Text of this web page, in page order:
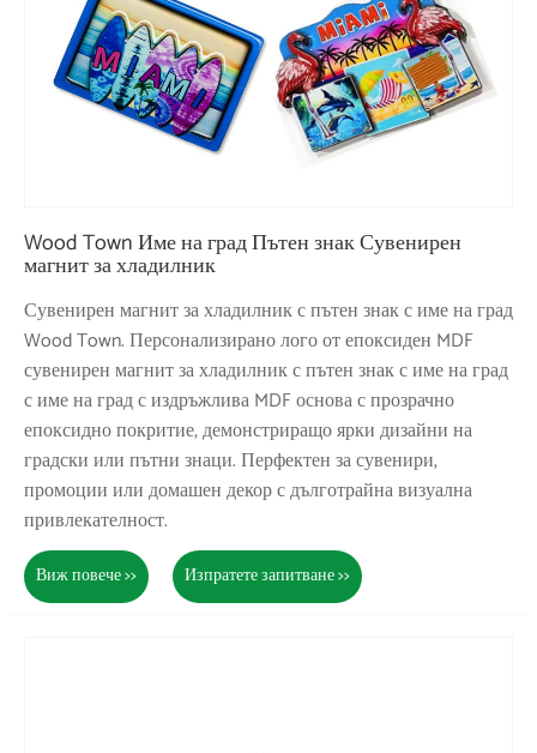
Wood Town Име на град Пътен знак Сувенирен
магнит за хладилник
Сувенирен магнит за хладилник с пътен знак с име на град
Wood Town. Персонализирано лого от епоксиден MDF
сувенирен магнит за хладилник с пътен знак с име на град
с име на град с издръжлива MDF основа с прозрачно
епоксидно покритие, демонстриращо ярки дизайни на
градски или пътни знаци. Перфектен за сувенири,
промоции или домашен декор с дълготрайна визуална
привлекателност.
Виж повече >> Изпратете запитване >>